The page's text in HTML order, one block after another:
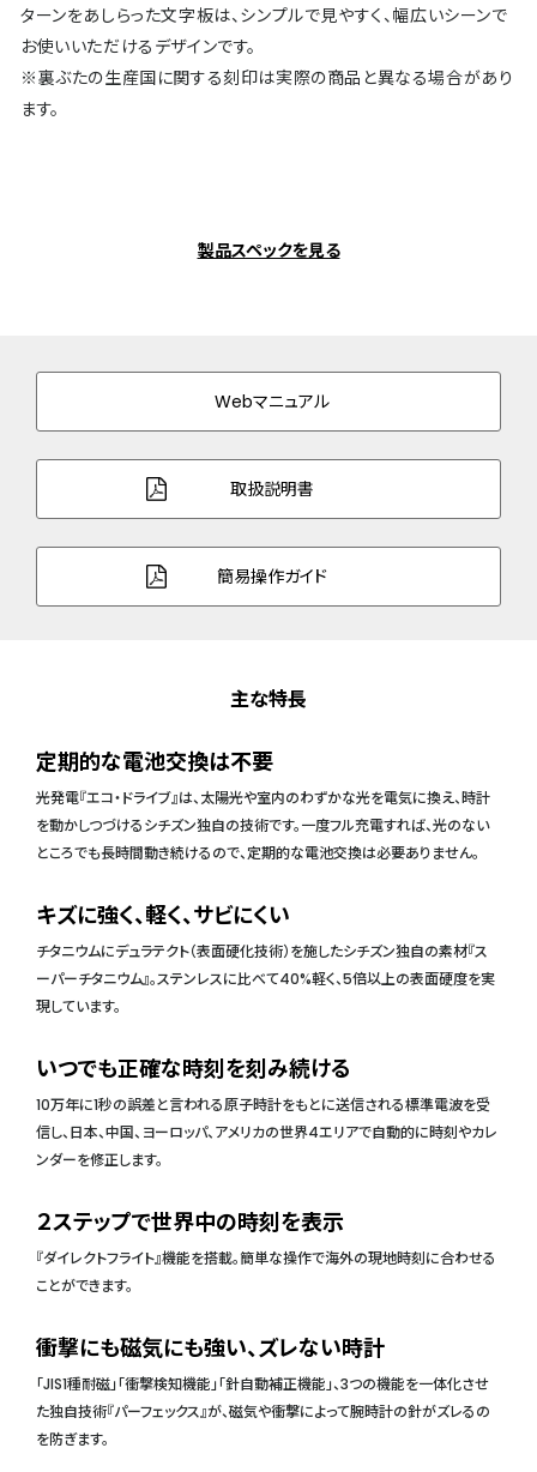
ターンをあしらった文字板は、シンプルで見やすく、幅広いシーンで
お使いいただけるデザインです。
※裏ぶたの生産国に関する刻印は実際の商品と異なる場合があり
ます。
製品スペックを見る
Webマニュアル
取扱説明書
簡易操作ガイド
主な特長
定期的な電池交換は不要
光発電『エコ・ドライブ』は、太陽光や室内のわずかな光を電気に換え、時計
を動かしつづけるシチズン独自の技術です。一度フル充電すれば、光のない
ところでも長時間動き続けるので、定期的な電池交換は必要ありません。
キズに強く、軽く、サビにくい
チタニウムにデュラテクト（表面硬化技術）を施したシチズン独自の素材『ス
ーパーチタニウム』。ステンレスに比べて40%軽く、5倍以上の表面硬度を実
現しています。
いつでも正確な時刻を刻み続ける
10万年に1秒の誤差と言われる原子時計をもとに送信される標準電波を受
信し、日本、中国、ヨーロッパ、アメリカの世界4エリアで自動的に時刻やカレ
ンダーを修正します。
２ステップで世界中の時刻を表示
『ダイレクトフライト』機能を搭載。簡単な操作で海外の現地時刻に合わせる
ことができます。
衝撃にも磁気にも強い、ズレない時計
「JIS1種耐磁」「衝撃検知機能」「針自動補正機能」、3つの機能を一体化させ
た独自技術『パーフェックス』が、磁気や衝撃によって腕時計の針がズレるの
を防ぎます。